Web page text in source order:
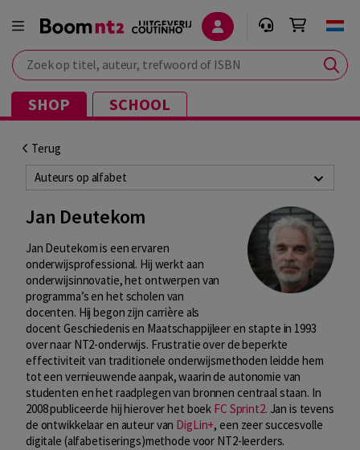
Zoek op titel, auteur, trefwoord of ISBN
SHOP SCHOOL
Terug
Auteurs op alfabet
Jan Deutekom
Jan Deutekom is een ervaren
onderwijsprofessional. Hij werkt aan
onderwijsinnovatie, het ontwerpen van
programma’s en het scholen van
docenten. Hij begon zijn carrière als
docent Geschiedenis en Maatschappijleer en stapte in 1993
over naar NT2-onderwijs. Frustratie over de beperkte
effectiviteit van traditionele onderwijsmethoden leidde hem
tot een vernieuwende aanpak, waarin de autonomie van
studenten en het raadplegen van bronnen centraal staan. In
2008 publiceerde hij hierover het boek FC Sprint2. Jan is tevens
de ontwikkelaar en auteur van DigLin+, een zeer succesvolle
digitale (alfabetiserings)methode voor NT2-leerders.